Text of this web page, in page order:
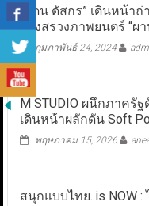
“แดน ดัสกร” เดินหน้า
บวงสรวงภาพยนตร์ “ผา
กุมภาพันธ์ 24, 2024
M STUDIO ผนึกภาครั
เดินหน้าผลักดัน Soft
พฤษภาคม 15, 2026
สนุกแบบไทย..is NOW